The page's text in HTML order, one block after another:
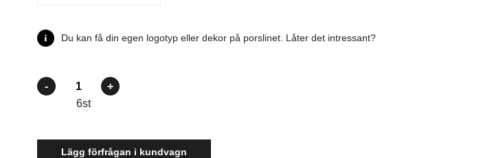
Du kan få din egen logotyp eller dekor på porslinet. Låter det intressant?
Antal
6st
Lägg förfrågan i kundvagn